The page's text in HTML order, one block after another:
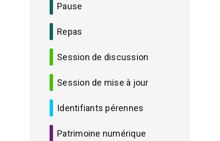
Pause
Repas
Session de discussion
Session de mise à jour
Identifiants pérennes
Patrimoine numérique